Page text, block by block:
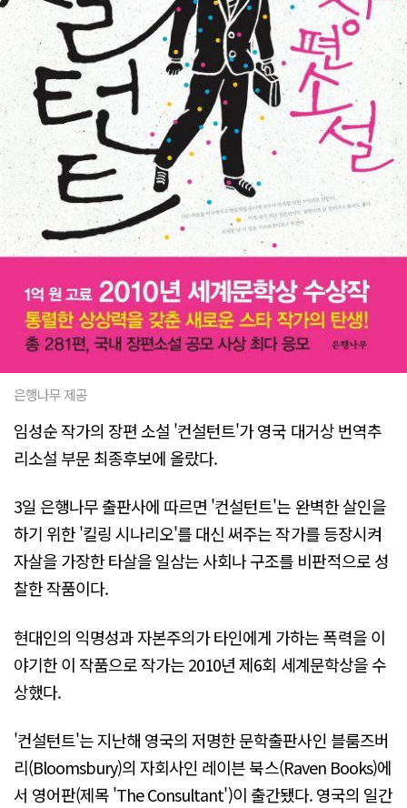
은행나무 제공
임성순 작가의 장편 소설 '컨설턴트'가 영국 대거상 번역추
리소설 부문 최종후보에 올랐다.
3일 은행나무 출판사에 따르면 '컨설턴트'는 완벽한 살인을
하기 위한 '킬링 시나리오'를 대신 써주는 작가를 등장시켜
자살을 가장한 타살을 일삼는 사회나 구조를 비판적으로 성
찰한 작품이다.
현대인의 익명성과 자본주의가 타인에게 가하는 폭력을 이
야기한 이 작품으로 작가는 2010년 제6회 세계문학상을 수
상했다.
'컨설턴트'는 지난해 영국의 저명한 문학출판사인 블룸즈버
리(Bloomsbury)의 자회사인 레이븐 북스(Raven Books)에
서 영어판(제목 'The Consultant')이 출간됐다. 영국의 일간